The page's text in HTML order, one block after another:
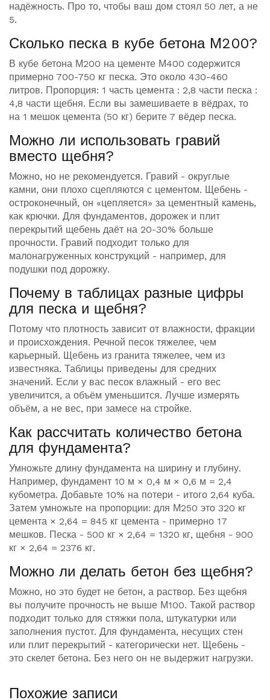
надёжность. Про то, чтобы ваш дом стоял 50 лет, а не
5.
Сколько песка в кубе бетона М200?
В кубе бетона М200 на цементе М400 содержится
примерно 700-750 кг песка. Это около 430-460
литров. Пропорция: 1 часть цемента : 2,8 части песка :
4,8 части щебня. Если вы замешиваете в вёдрах, то
на 1 мешок цемента (50 кг) берите 7 вёдер песка.
Можно ли использовать гравий
вместо щебня?
Можно, но не рекомендуется. Гравий - округлые
камни, они плохо сцепляются с цементом. Щебень -
остроконечный, он «цепляется» за цементный камень,
как крючки. Для фундаментов, дорожек и плит
перекрытий щебень даёт на 20-30% больше
прочности. Гравий подходит только для
малонагруженных конструкций - например, для
подушки под дорожку.
Почему в таблицах разные цифры
для песка и щебня?
Потому что плотность зависит от влажности, фракции
и происхождения. Речной песок тяжелее, чем
карьерный. Щебень из гранита тяжелее, чем из
известняка. Таблицы приведены для средних
значений. Если у вас песок влажный - его вес
увеличится, а объём уменьшится. Лучше измерять
объём, а не вес, при замесе на стройке.
Как рассчитать количество бетона
для фундамента?
Умножьте длину фундамента на ширину и глубину.
Например, фундамент 10 м × 0,4 м × 0,6 м = 2,4
кубометра. Добавьте 10% на потери - итого 2,64 куба.
Затем умножьте на пропорции: для М250 это 320 кг
цемента × 2,64 = 845 кг цемента - примерно 17
мешков. Песка - 500 кг × 2,64 = 1320 кг, щебня - 900
кг × 2,64 = 2376 кг.
Можно ли делать бетон без щебня?
Можно, но это будет не бетон, а раствор. Без щебня
вы получите прочность не выше М100. Такой раствор
подходит только для стяжки пола, штукатурки или
заполнения пустот. Для фундамента, несущих стен
или плит перекрытий - категорически нет. Щебень -
это скелет бетона. Без него он не выдержит нагрузки.
Похожие записи